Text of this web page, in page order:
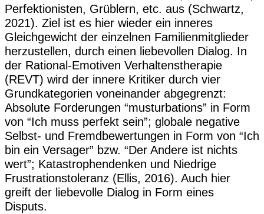
Perfektionisten, Grüblern, etc. aus (Schwartz,
2021). Ziel ist es hier wieder ein inneres
Gleichgewicht der einzelnen Familienmitglieder
herzustellen, durch einen liebevollen Dialog. In
der Rational-Emotiven Verhaltenstherapie
(REVT) wird der innere Kritiker durch vier
Grundkategorien voneinander abgegrenzt:
Absolute Forderungen “musturbations” in Form
von “Ich muss perfekt sein”; globale negative
Selbst- und Fremdbewertungen in Form von “Ich
bin ein Versager” bzw. “Der Andere ist nichts
wert”; Katastrophendenken und Niedrige
Frustrationstoleranz (Ellis, 2016). Auch hier
greift der liebevolle Dialog in Form eines
Disputs.